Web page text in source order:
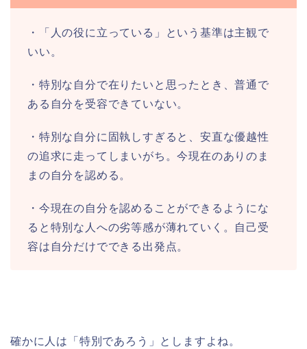
・「人の役に立っている」という基準は主観で
いい。
・特別な自分で在りたいと思ったとき、普通で
ある自分を受容できていない。
・特別な自分に固執しすぎると、安直な優越性
の追求に走ってしまいがち。今現在のありのま
まの自分を認める。
・今現在の自分を認めることができるようにな
ると特別な人への劣等感が薄れていく。自己受
容は自分だけでできる出発点。
確かに人は「特別であろう」としますよね。